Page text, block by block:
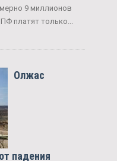
9 миллионов
платят только...
Олжас
падения